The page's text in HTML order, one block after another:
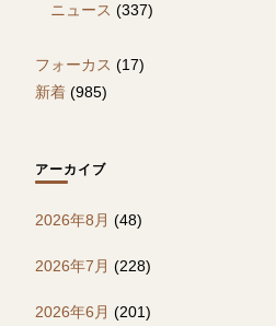
ニュース (337)
フォーカス (17)
新着 (985)
アーカイブ
2026年8月 (48)
2026年7月 (228)
2026年6月 (201)